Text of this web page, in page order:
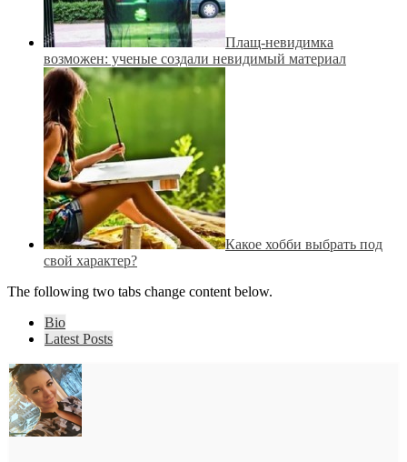
Плащ-невидимка
возможен: ученые создали невидимый материал
Какое хобби выбрать под
свой характер?
The following two tabs change content below.
Bio
Latest Posts